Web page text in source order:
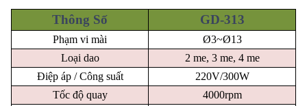
Thông Số
GD-313
Phạm vi mài
Ø3~Ø13
Loại dao
2 me, 3 me, 4 me
Điệp áp / Công suất
220V/300W
Tốc độ quay
4000rpm